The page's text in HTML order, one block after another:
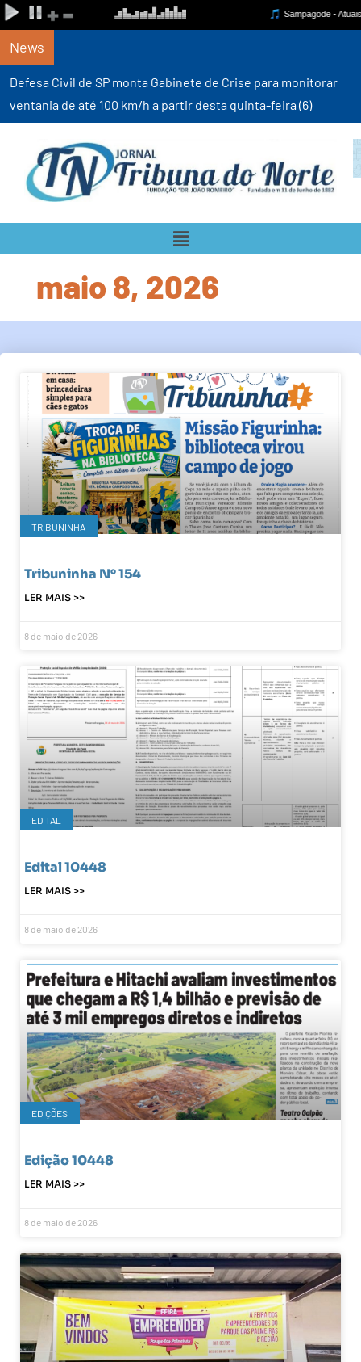
News
Defesa Civil de SP monta Gabinete de Crise para monitorar
ventania de até 100 km/h a partir desta quinta-feira (6)
maio 8, 2026
TRIBUNINHA
Tribuninha N° 154
LER MAIS >>
8 de maio de 2026
EDITAL
Edital 10448
LER MAIS >>
8 de maio de 2026
EDIÇÕES
Edição 10448
LER MAIS >>
8 de maio de 2026